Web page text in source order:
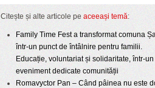
Citește și alte articole pe aceeași temă:
Family Time Fest a transformat comuna
într-un punct de întâlnire pentru familii.
Educație, voluntariat și solidaritate, într-un
eveniment dedicate comunității
Romavyctor Pan – Când pâinea nu este